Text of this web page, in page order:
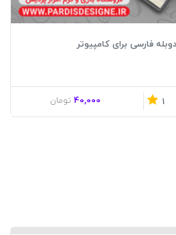
1
40,000 تومان